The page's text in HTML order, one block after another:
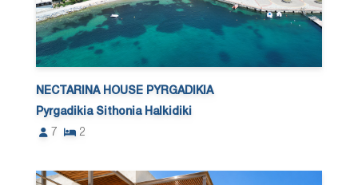
NECTARINA HOUSE PYRGADIKIA
Pyrgadikia Sithonia Halkidiki
7
2